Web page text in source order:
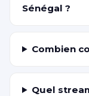
Sénégal ?
Combien
Quel